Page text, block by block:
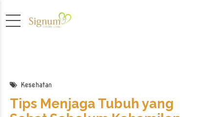
Kesehatan
Tips Menjaga Tubuh yang